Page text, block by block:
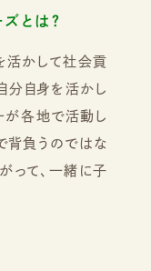
とは？
活かして社会貢
分自身を活かし
が各地で活動し
背負うのではな
って、一緒に子